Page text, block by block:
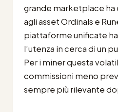
grande marketplace ha
agli asset Ordinals e
piattaforme unificate
l’utenza in cerca di un
Per i miner questa
commissioni meno
sempre più rilevante